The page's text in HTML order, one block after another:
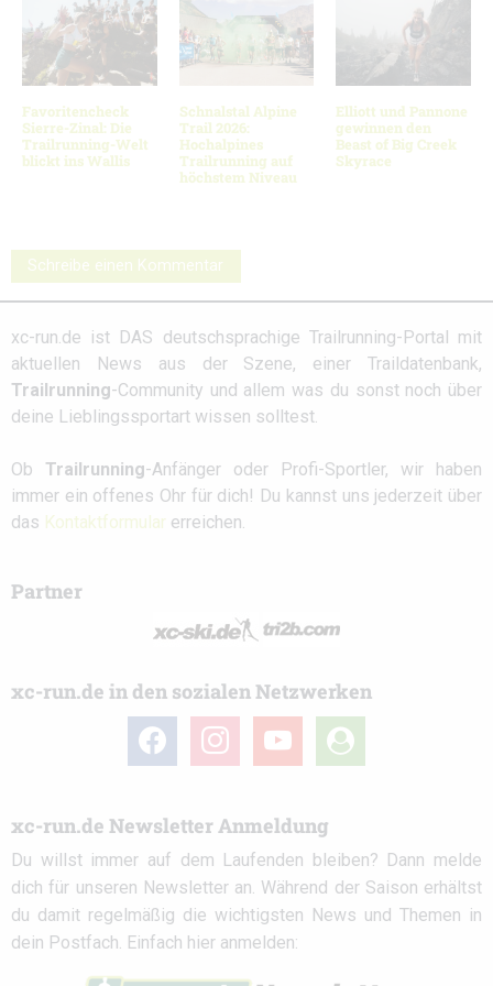
Favoritencheck
Sierre-Zinal: Die
Trailrunning-Welt
blickt ins Wallis
Schnalstal Alpine
Trail 2026:
Hochalpines
Trailrunning auf
höchstem Niveau
Elliott und Pannone
gewinnen den
Beast of Big Creek
Skyrace
Schreibe einen Kommentar
xc-run.de ist DAS deutschsprachige Trailrunning-Portal mit
aktuellen News aus der Szene, einer Traildatenbank,
Trailrunning-Community und allem was du sonst noch über
deine Lieblingssportart wissen solltest.
Ob Trailrunning-Anfänger oder Profi-Sportler, wir haben
immer ein offenes Ohr für dich! Du kannst uns jederzeit über
das Kontaktformular erreichen.
Partner
xc-run.de in den sozialen Netzwerken
facebook instagramyoutube
user-
circle
xc-run.de Newsletter Anmeldung
Du willst immer auf dem Laufenden bleiben? Dann melde
dich für unseren Newsletter an. Während der Saison erhältst
du damit regelmäßig die wichtigsten News und Themen in
dein Postfach. Einfach hier anmelden: